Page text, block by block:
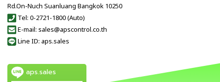
Rd.On-Nuch Suanluang Bangkok 10250
Tel: 0-2721-1800 (Auto)
E-mail: sales@apscontrol.co.th
Line ID: aps.sales
aps.sales